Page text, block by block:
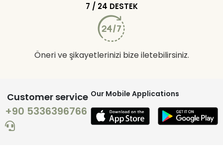
7 / 24 DESTEK
Öneri ve şikayetlerinizi bize iletebilirsiniz.
Customer service
+90 5336396766
Our Mobile Applications